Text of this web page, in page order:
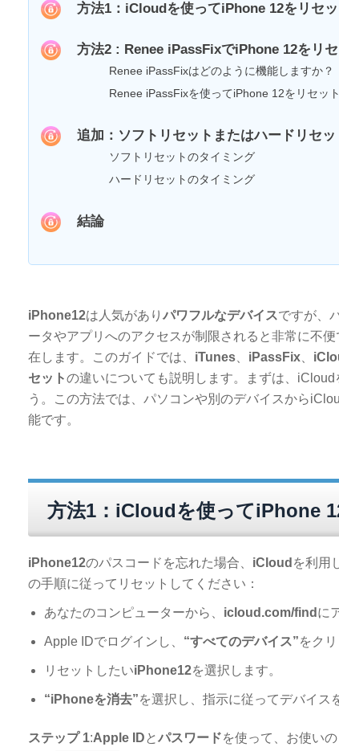
方法1：iCloudを使ってiPhone 12をリセ
方法2 : Renee iPassFixでiPhone 12をリ
Renee iPassFixはどのように機能しますか？
Renee iPassFixを使ってiPhone 12をリセッ
追加：ソフトリセットまたはハードリセ
ソフトリセットのタイミング
ハードリセットのタイミング
結論
iPhone12は人気があり パワフルなデバイスですが、
ータやアプリへのアクセスが制限されると非常に不
在します。このガイドでは、 iTunes iPassFix
セットの違いについても説明します。まずは、
う。この方法では、パソコンや別のデバイスから
能です。
方法1：iCloudを使ってiPhone
iPhone12のパスコードを忘れた場合、 iCloud を利用
の手順に従ってリセットしてください：
あなたのコンピューターから、 icloud.com/find に
Apple IDでログインし、 “すべてのデバイス”をク
リセットしたいiPhone12を選択します。
“iPhoneを消去”を選択し、指示に従ってデバイス
ステップ 1:Apple ID とパスワードを使って、お使い